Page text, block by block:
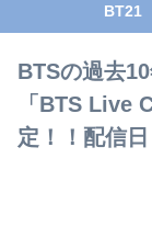
BT21
BTSの過去
「BTS Live
定！！配信